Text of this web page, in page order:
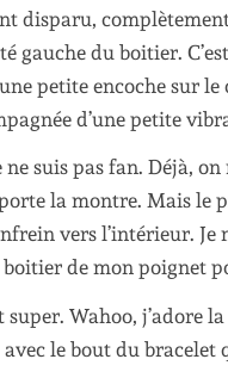
disparu,
gauche du boitier.
petite encoche sur
d’une petite
ne suis pas fan. Déjà,
la montre. Mais le
vers l’intérieur. Je
boitier de mon poignet
super. Wahoo, j’adore
le bout du bracelet